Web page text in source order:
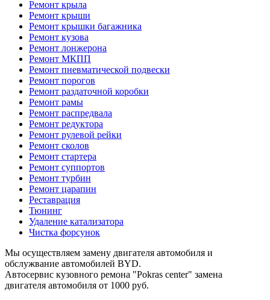
Ремонт крыла
Ремонт крыши
Ремонт крышки багажника
Ремонт кузова
Ремонт лонжерона
Ремонт МКПП
Ремонт пневматической подвески
Ремонт порогов
Ремонт раздаточной коробки
Ремонт рамы
Ремонт распредвала
Ремонт редуктора
Ремонт рулевой рейки
Ремонт сколов
Ремонт стартера
Ремонт суппортов
Ремонт турбин
Ремонт царапин
Реставрация
Тюнинг
Удаление катализатора
Чистка форсунок
Мы осуществляем замену двигателя автомобиля и
обслужвание автомобилей BYD.
Автосервис кузовного ремона "Pokras center" замена
двигателя автомобиля от 1000 руб.